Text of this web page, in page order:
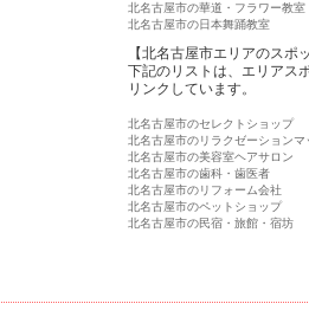
北名古屋市の華道・フラワー教室
北名古屋市の日本舞踊教室
【北名古屋市エリアのスポ
下記のリストは、エリアス
リンクしています。
北名古屋市のセレクトショップ
北名古屋市のリラクゼーションマ
北名古屋市の美容室ヘアサロン
北名古屋市の歯科・歯医者
北名古屋市のリフォーム会社
北名古屋市のペットショップ
北名古屋市の民宿・旅館・宿坊